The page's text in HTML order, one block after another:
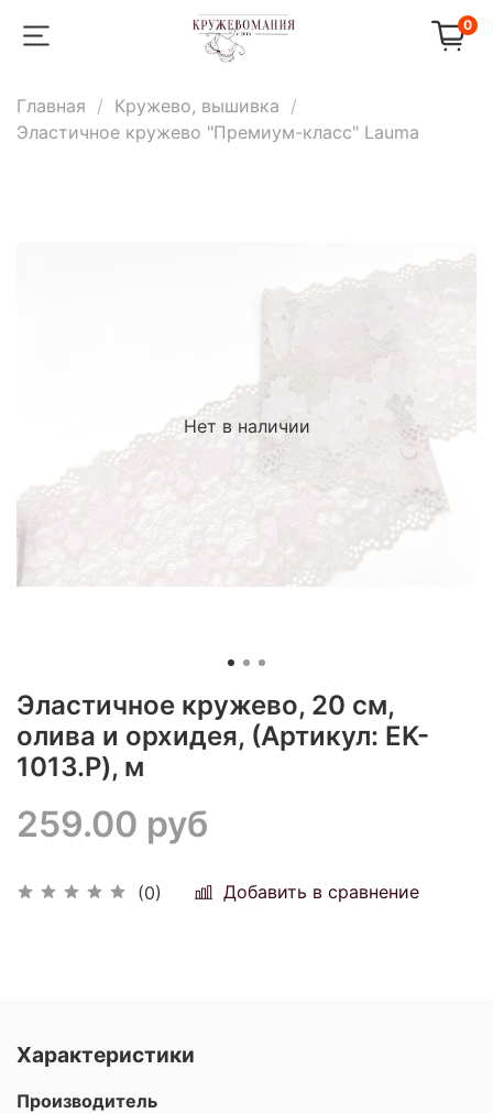
0
Главная
Кружево, вышивка
Эластичное кружево "Премиум-класс" Lauma
Нет в наличии
Эластичное кружево, 20 см,
олива и орхидея, (Артикул: EK-
1013.P), м
(0) Добавить в сравнение
259.00 руб
Характеристики
Производитель